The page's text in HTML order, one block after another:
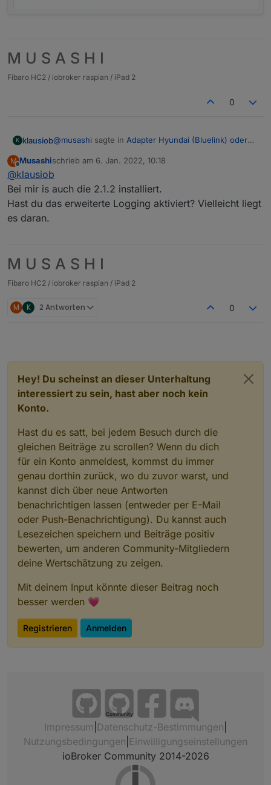
M U S A S H I
Fibaro HC2 / iobroker raspian / iPad 2
0
K klausiob@musashi sagte in Adapter Hyundai (Bluelink) oder
Bei mir liegen diese Datenpunkte hier (siehe
Bei mir gibt es nur tirePressureLampAll. Welche
Adapterversion hast Du? Ich habe 2.1.2.
M
Offline
Musashischrieb am 6. Jan. 2022, 10:18
zuletzt editiert von
@klausiob
Bei mir is auch die 2.1.2 installiert.
Hast du das erweiterte Logging aktiviert? Vielleicht liegt
es daran.
M U S A S H I
Fibaro HC2 / iobroker raspian / iPad 2
M K 2 Antworten 0
Hey! Du scheinst an dieser Unterhaltung
interessiert zu sein, hast aber noch kein
Konto.
Hast du es satt, bei jedem Besuch durch die
gleichen Beiträge zu scrollen? Wenn du dich
für ein Konto anmeldest, kommst du immer
genau dorthin zurück, wo du zuvor warst, und
kannst dich über neue Antworten
benachrichtigen lassen (entweder per E-Mail
oder Push-Benachrichtigung). Du kannst auch
Lesezeichen speichern und Beiträge positiv
bewerten, um anderen Community-Mitgliedern
deine Wertschätzung zu zeigen.
Mit deinem Input könnte dieser Beitrag noch
besser werden 💗
Registrieren Anmelden
Community
Impressum Datenschutz-Bestimmungen
Nutzungsbedingungen Einwilligungseinstellungen
ioBroker Community 2014-2026